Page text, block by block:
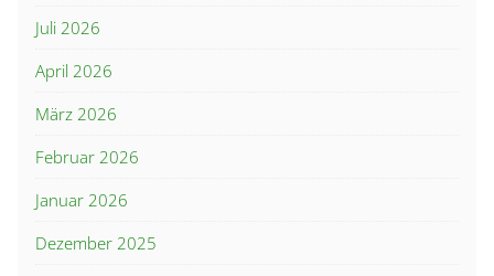
Juli 2026
April 2026
März 2026
Februar 2026
Januar 2026
Dezember 2025